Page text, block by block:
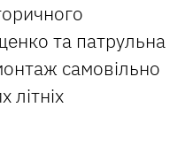
та патрульна
самовільно
літніх